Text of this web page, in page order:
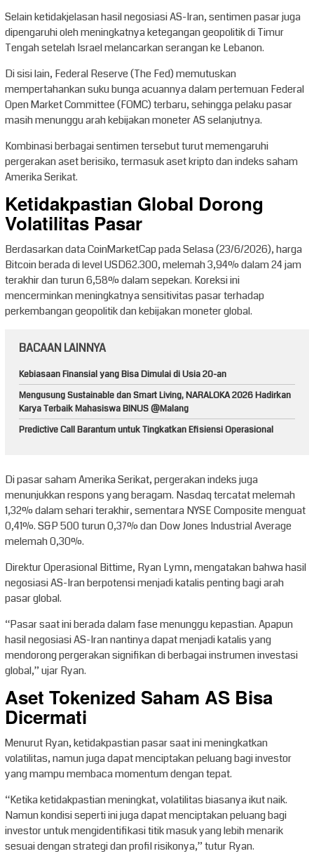
Selain ketidakjelasan hasil negosiasi AS-Iran, sentimen pasar juga
dipengaruhi oleh meningkatnya ketegangan geopolitik di Timur
Tengah setelah Israel melancarkan serangan ke Lebanon.
Di sisi lain, Federal Reserve (The Fed) memutuskan
mempertahankan suku bunga acuannya dalam pertemuan Federal
Open Market Committee (FOMC) terbaru, sehingga pelaku pasar
masih menunggu arah kebijakan moneter AS selanjutnya.
Kombinasi berbagai sentimen tersebut turut memengaruhi
pergerakan aset berisiko, termasuk aset kripto dan indeks saham
Amerika Serikat.
Ketidakpastian Global Dorong
Volatilitas Pasar
Berdasarkan data CoinMarketCap pada Selasa (23/6/2026), harga
Bitcoin berada di level USD62.300, melemah 3,94% dalam 24 jam
terakhir dan turun 6,58% dalam sepekan. Koreksi ini
mencerminkan meningkatnya sensitivitas pasar terhadap
perkembangan geopolitik dan kebijakan moneter global.
BACAAN LAINNYA
Kebiasaan Finansial yang Bisa Dimulai di Usia 20-an
Mengusung Sustainable dan Smart Living, NARALOKA 2026 Hadirkan
Karya Terbaik Mahasiswa BINUS @Malang
Predictive Call Barantum untuk Tingkatkan Efisiensi Operasional
Di pasar saham Amerika Serikat, pergerakan indeks juga
menunjukkan respons yang beragam. Nasdaq tercatat melemah
1,32% dalam sehari terakhir, sementara NYSE Composite menguat
0,41%. S&P 500 turun 0,37% dan Dow Jones Industrial Average
melemah 0,30%.
Direktur Operasional Bittime, Ryan Lymn, mengatakan bahwa hasil
negosiasi AS-Iran berpotensi menjadi katalis penting bagi arah
pasar global.
“Pasar saat ini berada dalam fase menunggu kepastian. Apapun
hasil negosiasi AS-Iran nantinya dapat menjadi katalis yang
mendorong pergerakan signifikan di berbagai instrumen investasi
global,” ujar Ryan.
Aset Tokenized Saham AS Bisa
Dicermati
Menurut Ryan, ketidakpastian pasar saat ini meningkatkan
volatilitas, namun juga dapat menciptakan peluang bagi investor
yang mampu membaca momentum dengan tepat.
“Ketika ketidakpastian meningkat, volatilitas biasanya ikut naik.
Namun kondisi seperti ini juga dapat menciptakan peluang bagi
investor untuk mengidentifikasi titik masuk yang lebih menarik
sesuai dengan strategi dan profil risikonya,” tutur Ryan.